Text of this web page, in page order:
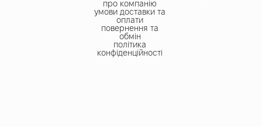
про компанію
умови доставки та
оплати
повернення та
обмін
політика
конфіденційності